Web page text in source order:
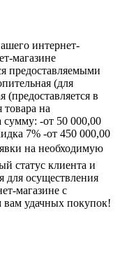
интернет-
магазине
предоставляемыми
(для
в
на
-от 50 000,00
7% -от 450 000,00
на необходимую
статус клиента и
для осуществления
магазине с
вам удачных покупок!